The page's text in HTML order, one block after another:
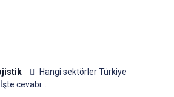
Hangi sektörler Türkiye
cevabı…